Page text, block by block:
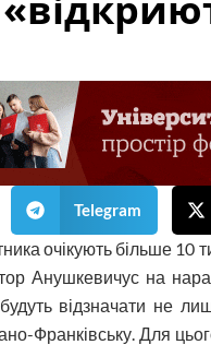
Telegram
очікують більше
Анушкевичус на
відзначати не
Франківську. Для